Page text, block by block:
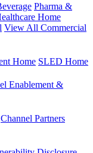
Pharma &
Home
View All Commercial
Home SLED Home
Enablement &
Channel Partners